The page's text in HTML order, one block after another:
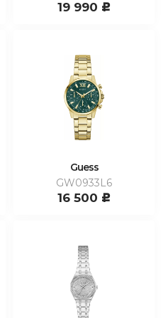
19 990 c
Guess
GW0933L6
16 500 c